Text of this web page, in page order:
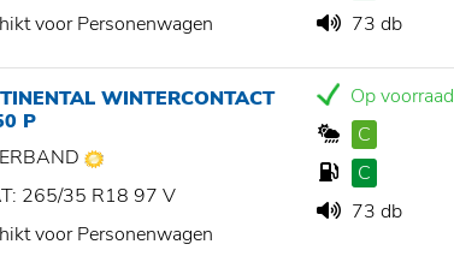
voor Personenwagen
73 db
WINTERCONTACT
P
265/35 R18 97 V
voor Personenwagen
Op voorraad
C
C
73 db